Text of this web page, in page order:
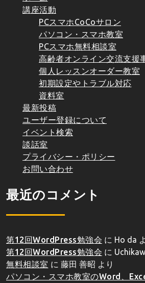
講座活動
PCスマホCoCoサロン
パソコン・スマホ教室
PCスマホ無料相談室
高齢者オンライン交流支援
個人レッスンオーダー教室
初期設定やトラブル対応
資料室
最新投稿
ユーザー登録について
イベント検索
談話室
プライバシー・ポリシー
お問い合わせ
最近のコメント
第12回WordPress勉強会 に Ho da
第12回WordPress勉強会 に
無料相談室 に 藤田 善昭 より
パソコン・スマホ教室のWord、